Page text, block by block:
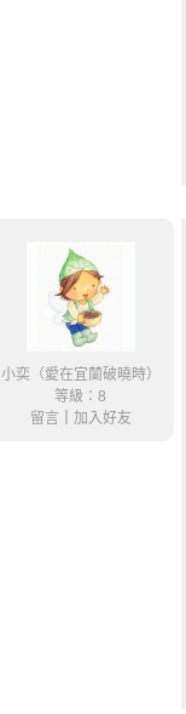
小奕（愛在宜蘭破曉時）
等級：8
留言｜ 加入好友